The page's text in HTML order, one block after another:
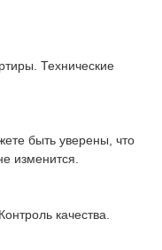
Технические
быть уверены, что
изменится.
качества.